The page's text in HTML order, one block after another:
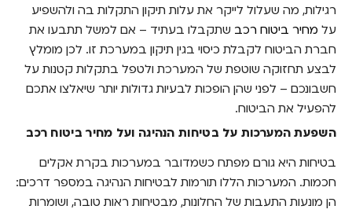
רגילות, מה שעלול לייקר את עלות תיקון התקלות בה ולהשפיע
על מחיר ביטוח רכב שתקבלו בעתיד – אם למשל תתבעו את
חברת הביטוח לקבלת כיסוי בגין תיקון במערכת זו. לכן מומלץ
לבצע תחזוקה שוטפת של המערכת ולטפל בתקלות קטנות על
חשבונכם – לפני שהן הופכות לבעיות גדולות יותר שיאלצו אתכם
להפעיל את הביטוח.
השפעת המערכות על בטיחות הנהיגה ועל מחיר ביטוח רכב
בטיחות היא גורם מפתח כשמדובר במערכות בקרת אקלים
חכמות. המערכות הללו תורמות לבטיחות הנהיגה במספר דרכים:
הן מונעות התעבות של החלונות, מבטיחות ראות טובה, ושומרות